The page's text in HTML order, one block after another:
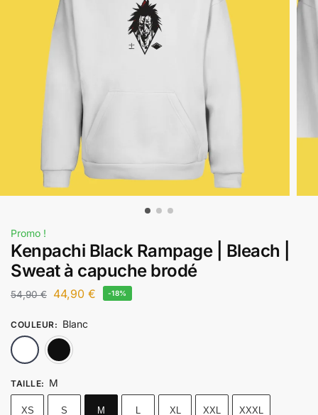
Promo !
Kenpachi Black Rampage | Bleach |
Sweat à capuche brodé
54,90€ 44,90 € -18%
COULEUR: Blanc
TAILLE: M
XS S M L XL XXL XXXL